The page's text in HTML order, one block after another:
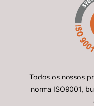
Todos os nossos
norma ISO9001,